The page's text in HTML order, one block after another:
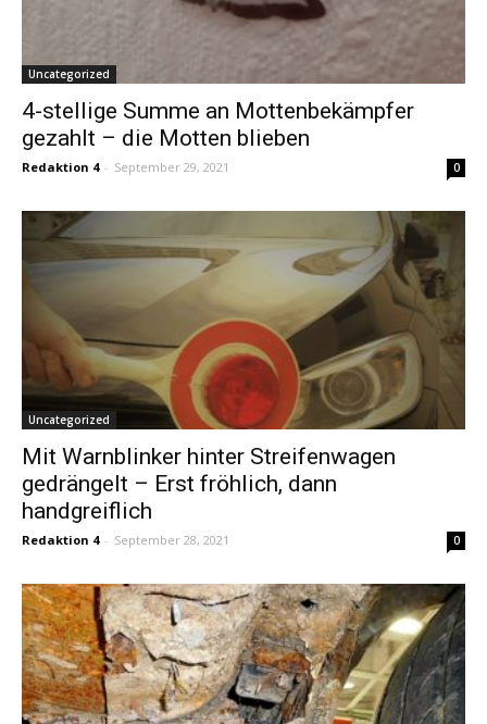
Uncategorized
4-stellige Summe an Mottenbekämpfer
gezahlt – die Motten blieben
Redaktion 4 - September 29, 2021 0
Uncategorized
Mit Warnblinker hinter Streifenwagen
gedrängelt – Erst fröhlich, dann
handgreiflich
Redaktion 4 - September 28, 2021 0